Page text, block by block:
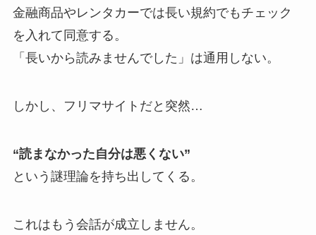
金融商品やレンタカーでは長い規約でもチェック
を入れて同意する。
「長いから読みませんでした」は通用しない。
しかし、フリマサイトだと突然…
“読まなかった自分は悪くない”
という謎理論を持ち出してくる。
これはもう会話が成立しません。